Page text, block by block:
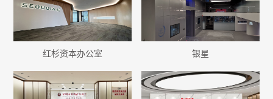
红杉资本办公室 银星